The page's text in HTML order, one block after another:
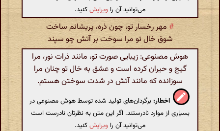
می‌توانید آن را ویرایشکنید.
# مهر رخسار تو، چون ذره، پریشانم ساخت
شوق خال تو مرا سوخت بر آتش چو سپند
هوش مصنوعی: زیبایی صورت تو، مانند ذرات نور، مرا
گیج و حیران کرده است و عشق به خال تو چنان مرا
سوزانده که مانند آتش در شدت سوختن هستم.
اخطار: برگردان‌های تولید شده توسط هوش مصنوعی در
بسیاری از موارد نادرستند. اگر این متن به نظرتان نادرست است
می‌توانید آن را ویرایشکنید.